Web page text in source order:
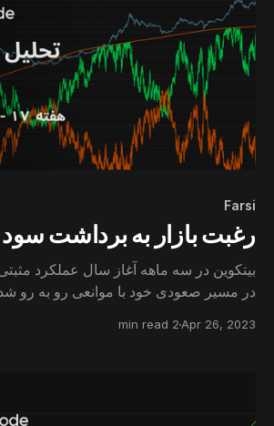
Farsi
رغبت بازار به برداشت سود
بیتکوین در سه ماهه آغاز سال عملکرد
در مسیر صعودی خود با موانعی رو به رو
آن‌ها به ادامه روند صعودی خواهیم پرداخت.
Apr 26, 2023
2 min read